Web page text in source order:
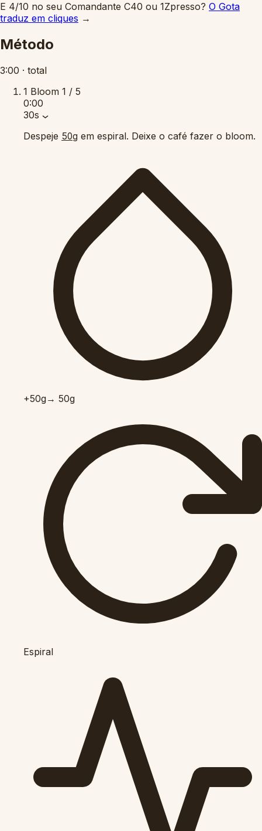
E 4/10 no seu Comandante C40 ou 1Zpresso? O Gota
traduz em cliques →
Método
3:00 · total
1 Bloom 1 / 5
0:00
30s
Despeje 50g em espiral. Deixe o café fazer o bloom.
+50g→ 50g
Espiral